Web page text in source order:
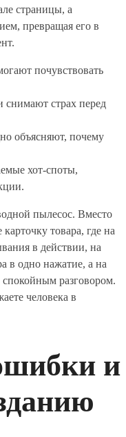
страницы, а
превращая его в
почувствовать
страх перед
объясняют, почему
хот-споты,
пылесос. Вместо
товара, где на
в действии, на
в одно нажатие, а на
разговором.
человека в
и